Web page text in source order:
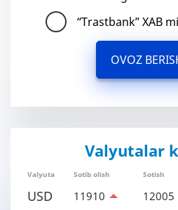
“Trastbank” XAB
OVOZ
Valyutalar
Valyuta Sotib olish Sotish
USD 11910 12005